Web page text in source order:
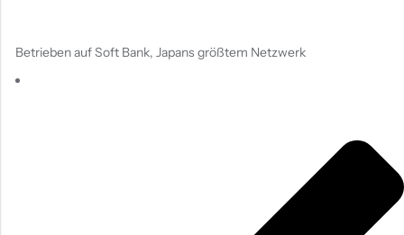
Betrieben auf Soft Bank, Japans größtem Netzwerk